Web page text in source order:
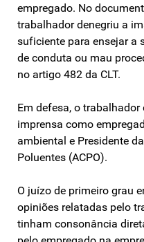
empregado. No
trabalhador denegriu a
suficiente para ensejar a
de conduta ou mau
no artigo 482 da CLT.
Em defesa, o
imprensa como
ambiental e Presidente
Poluentes (ACPO).
O juízo de primeiro grau
opiniões relatadas pelo
tinham consonância